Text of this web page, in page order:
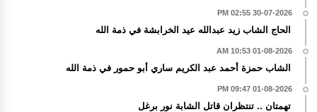
30-07-2026 02:55 PM
الحاج الشاب زيد عبدالله عيد الخرابشة في ذمة الله
01-08-2026 10:53 AM
الشاب حمزة أحمد عبد الكريم ساري أبو حمور في ذمة الله
01-08-2026 09:47 PM
تهمتان .. تنتظران قاتل الشابة نور برغل